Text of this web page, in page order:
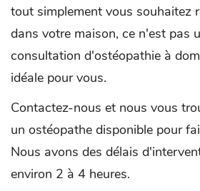
tout simplement vous souhaitez
dans votre maison, ce n'est pas
consultation d'ostéopathie à
idéale pour vous.
Contactez-nous et nous vous
un ostéopathe disponible pour
Nous avons des délais
environ 2 à 4 heures.